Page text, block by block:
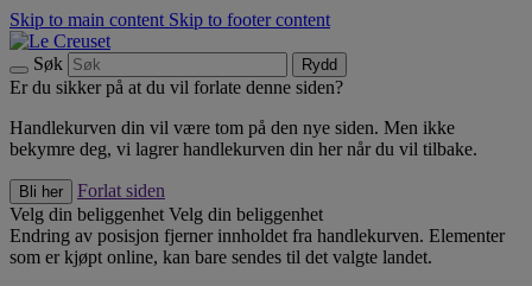
Skip to main content Skip to footer content
Søk Rydd
Er du sikker på at du vil forlate denne siden?
Handlekurven din vil være tom på den nye siden. Men ikke
bekymre deg, vi lagrer handlekurven din her når du vil tilbake.
Bli her
Forlat siden
Velg din beliggenhet Velg din beliggenhet
Endring av posisjon fjerner innholdet fra handlekurven. Elementer
som er kjøpt online, kan bare sendes til det valgte landet.